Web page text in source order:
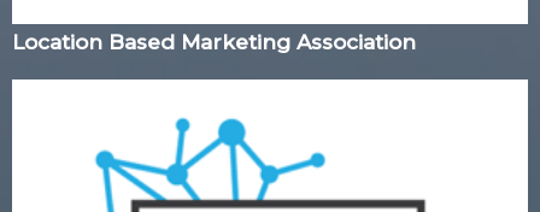
Location Based Marketing Association